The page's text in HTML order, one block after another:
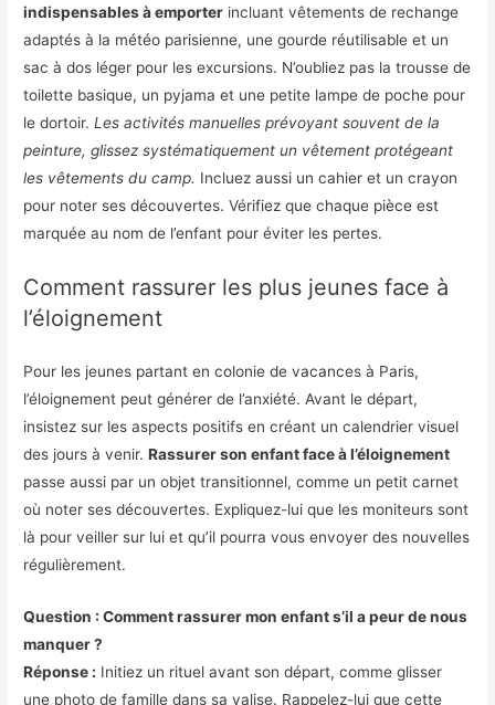
indispensables à emporter incluant vêtements de rechange
adaptés à la météo parisienne, une gourde réutilisable et un
sac à dos léger pour les excursions. N’oubliez pas la trousse de
toilette basique, un pyjama et une petite lampe de poche pour
le dortoir.Les activités manuelles prévoyant souvent de la
peinture, glissez systématiquement un vêtement protégeant
les vêtements du camp. Incluez aussi un cahier et un crayon
pour noter ses découvertes. Vérifiez que chaque pièce est
marquée au nom de l’enfant pour éviter les pertes.
Comment rassurer les plus jeunes face à
l’éloignement
Pour les jeunes partant en colonie de vacances à Paris,
l’éloignement peut générer de l’anxiété. Avant le départ,
insistez sur les aspects positifs en créant un calendrier visuel
des jours à venir.Rassurer son enfant face à l’éloignement
passe aussi par un objet transitionnel, comme un petit carnet
où noter ses découvertes. Expliquez-lui que les moniteurs sont
là pour veiller sur lui et qu’il pourra vous envoyer des nouvelles
régulièrement.
Question : Comment rassurer mon enfant s’il a peur de nous
manquer ?
Réponse : Initiez un rituel avant son départ, comme glisser
une photo de famille dans sa valise. Rappelez-lui que cette